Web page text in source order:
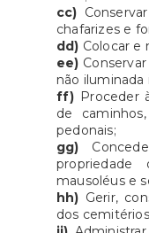
cc)
chafarizes e
dd) Colocar e
ee)
não iluminada
ff) Proceder
de
pedonais;
gg)
propriedade
mausoléus e
hh) Gerir,
dos